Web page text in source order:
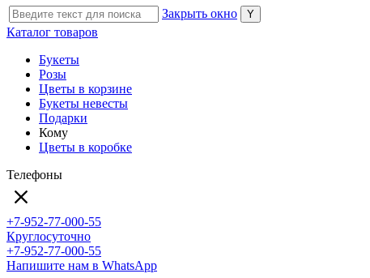
Закрыть окно
Каталог товаров
Букеты
Розы
Цветы в корзине
Букеты невесты
Подарки
Кому
Цветы в коробке
Телефоны
+7-952-77-000-55
Круглосуточно
+7-952-77-000-55
Напишите нам в WhatsApp